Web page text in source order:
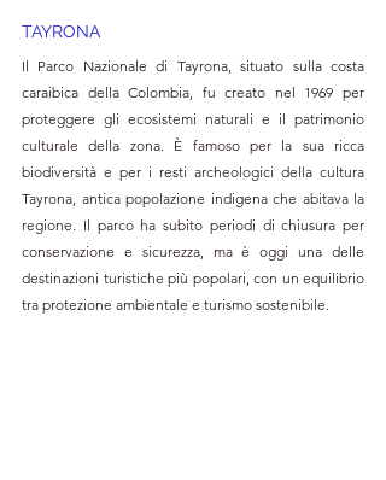
TAYRONA
Il Parco Nazionale di Tayrona, situato sulla costa
caraibica della Colombia, fu creato nel 1969 per
proteggere gli ecosistemi naturali e il patrimonio
culturale della zona. È famoso per la sua ricca
biodiversità e per i resti archeologici della cultura
Tayrona, antica popolazione indigena che abitava la
regione. Il parco ha subito periodi di chiusura per
conservazione e sicurezza, ma è oggi una delle
destinazioni turistiche più popolari, con un equilibrio
tra protezione ambientale e turismo sostenibile.